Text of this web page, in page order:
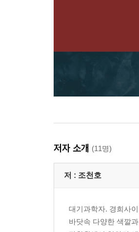
저자 소개 (11명)
저 : 조천호
대기과학자. 경희사
바닷속 다양한 색깔